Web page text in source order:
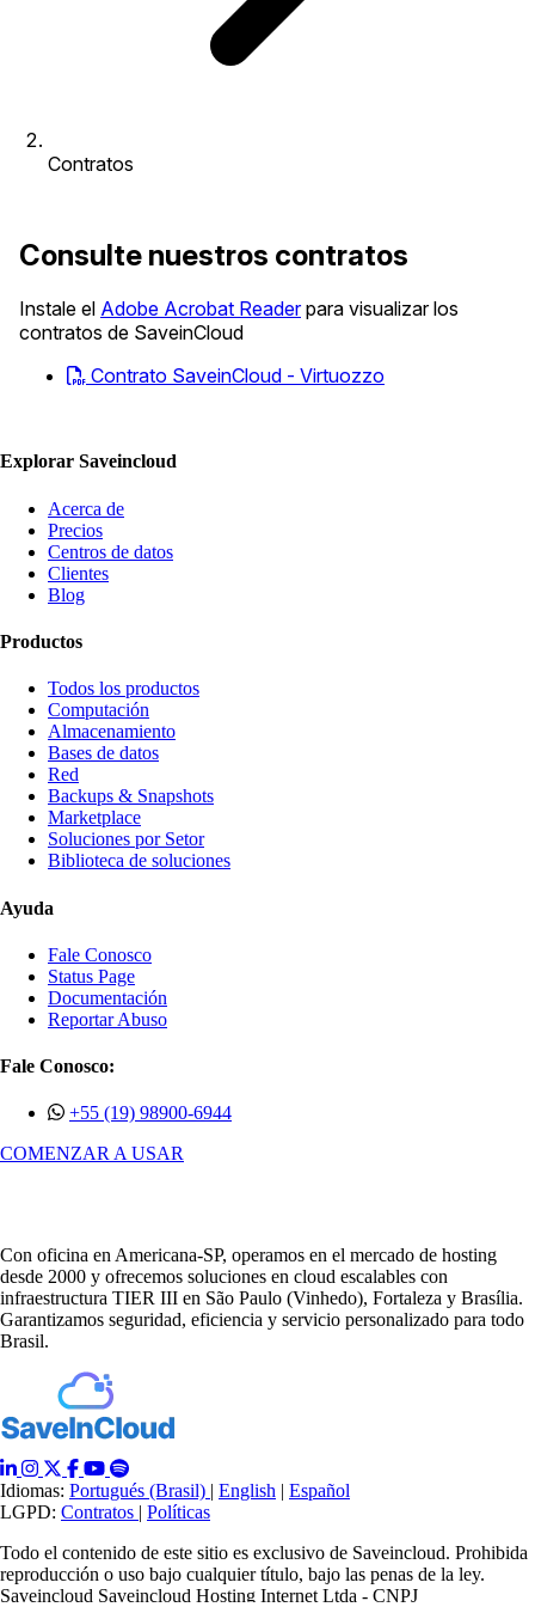
Contratos
Consulte nuestros contratos
Instale el Adobe Acrobat Readerpara visualizar los
contratos de SaveinCloud
Contrato SaveinCloud - Virtuozzo
Explorar Saveincloud
Acerca de
Precios
Centros de datos
Clientes
Blog
Productos
Todos los productos
Computación
Almacenamiento
Bases de datos
Red
Backups & Snapshots
Marketplace
Soluciones por Setor
Biblioteca de soluciones
Ayuda
Fale Conosco
Status Page
Documentación
Reportar Abuso
Fale Conosco:
+55 (19) 98900-6944
COMENZAR A USAR
Con oficina en Americana-SP, operamos en el mercado de hosting
desde 2000 y ofrecemos soluciones en cloud escalables con
infraestructura TIER III en São Paulo (Vinhedo), Fortaleza y Brasília.
Garantizamos seguridad, eficiencia y servicio personalizado para todo
Brasil.
Idiomas: Portugués (Brasil) | English | Español
LGPD: Contratos | Políticas
Todo el contenido de este sitio es exclusivo de Saveincloud. Prohibida
reproducción o uso bajo cualquier título, bajo las penas de la ley.
Saveincloud Saveincloud Hosting Internet Ltda - CNPJ